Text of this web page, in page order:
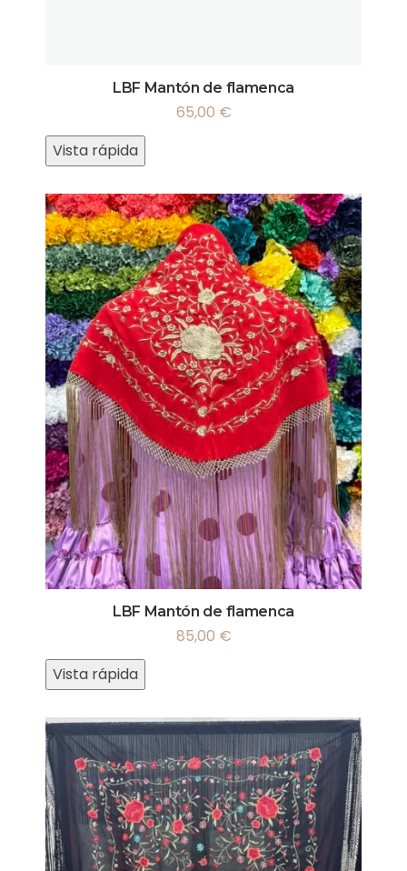
LBF Mantón de flamenca
65,00 €
Vista rápida
LBF Mantón de flamenca
85,00 €
Vista rápida